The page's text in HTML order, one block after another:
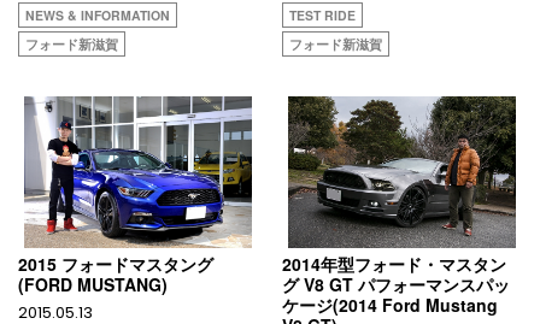
NEWS & INFORMATION
フォード新滋賀
TEST RIDE
フォード新滋賀
2015 フォードマスタング
(FORD MUSTANG)
2015.05.13
2014年型フォード・マスタン
グ V8 GT パフォーマンスパッ
ケージ(2014 Ford Mustang